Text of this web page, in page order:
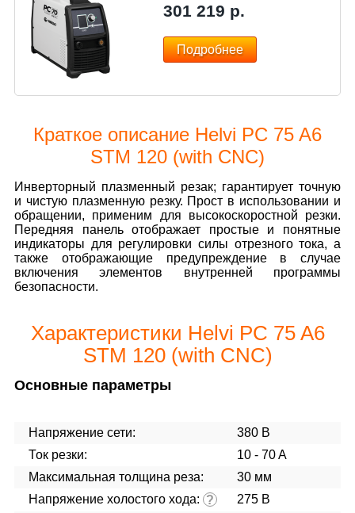
301 219 р.
Подробнее
Краткое описание Helvi PC 75 A6
STM 120 (with CNC)
Инверторный плазменный резак; гарантирует точную
и чистую плазменную резку. Прост в использовании и
обращении, применим для высокоскоростной резки.
Передняя панель отображает простые и понятные
индикаторы для регулировки силы отрезного тока, а
также отображающие предупреждение в случае
включения элементов внутренней программы
безопасности.
Характеристики Helvi PC 75 A6
STM 120 (with CNC)
Основные параметры
Напряжение сети:
380 В
Ток резки:
10 - 70 A
Максимальная толщина реза:
30 мм
Напряжение холостого хода: ?
275 В